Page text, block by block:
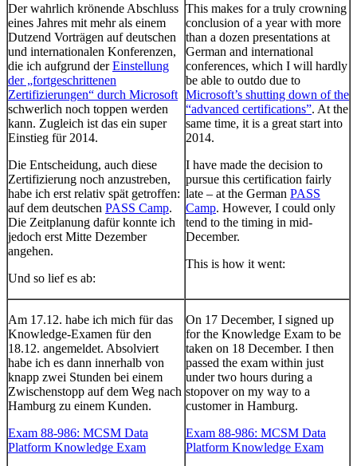
Der wahrlich krönende Abschluss
eines Jahres mit mehr als einem
Dutzend Vorträgen auf deutschen
und internationalen Konferenzen,
die ich aufgrund derEinstellung
der „fortgeschrittenen
Zertifizierungen“ durch Microsoft
schwerlich noch toppen werden
kann. Zugleich ist das ein super
Einstieg für 2014.
Die Entscheidung, auch diese
Zertifizierung noch anzustreben,
habe ich erst relativ spät getroffen:
auf dem deutschen PASS Camp.
Die Zeitplanung dafür konnte ich
jedoch erst Mitte Dezember
angehen.
Und so lief es ab:
This makes for a truly crowning
conclusion of a year with more
than a dozen presentations at
German and international
conferences, which I will hardly
be able to outdo due to
Microsoft’s shutting down of the
“advanced certifications”. At the
same time, it is a great start into
2014.
I have made the decision to
pursue this certification fairly
late – at the German PASS
Camp. However, I could only
tend to the timing in mid-
December.
This is how it went:
Am 17.12. habe ich mich für das
Knowledge-Examen für den
18.12. angemeldet. Absolviert
habe ich es dann innerhalb von
knapp zwei Stunden bei einem
Zwischenstopp auf dem Weg nach
Hamburg zu einem Kunden.
Exam 88-986: MCSM Data
Platform Knowledge Exam
On 17 December, I signed up
for the Knowledge Exam to be
taken on 18 December. I then
passed the exam within just
under two hours during a
stopover on my way to a
customer in Hamburg.
Exam 88-986: MCSM Data
Platform Knowledge Exam